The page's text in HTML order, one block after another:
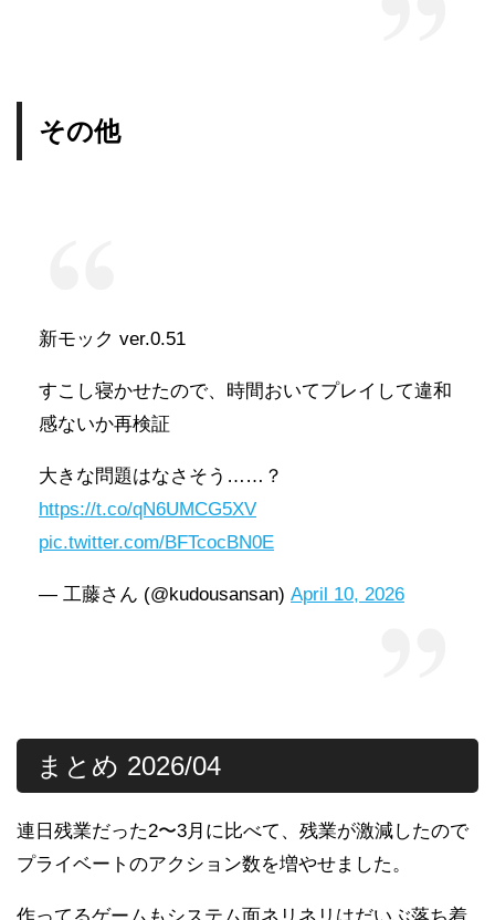
その他
新モック ver.0.51
すこし寝かせたので、時間おいてプレイして違和
感ないか再検証
大きな問題はなさそう……？
https://t.co/qN6UMCG5XV
pic.twitter.com/BFTcocBN0E
— 工藤さん (@kudousansan) April 10, 2026
まとめ 2026/04
連日残業だった2〜3月に比べて、残業が激減したので
プライベートのアクション数を増やせました。